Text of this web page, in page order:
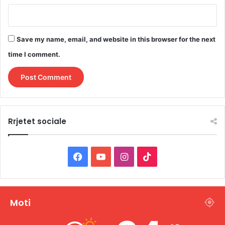
Save my name, email, and website in this browser for the next
time I comment.
Rrjetet sociale
a
e
o
I
n
i
Moti